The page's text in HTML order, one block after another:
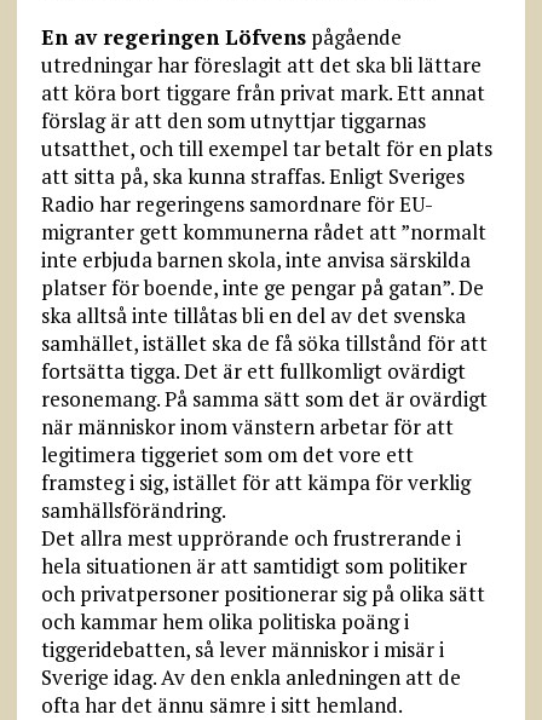
En av regeringen Löfvenspågående
utredningar har föreslagit att det ska bli lättare
att köra bort tiggare från privat mark. Ett annat
förslag är att den som utnyttjar tiggarnas
utsatthet, och till exempel tar betalt för en plats
att sitta på, ska kunna straffas. Enligt Sveriges
Radio har regeringens samordnare för EU-
migranter gett kommunerna rådet att ”normalt
inte erbjuda barnen skola, inte anvisa särskilda
platser för boende, inte ge pengar på gatan”. De
ska alltså inte tillåtas bli en del av det svenska
samhället, istället ska de få söka tillstånd för att
fortsätta tigga. Det är ett fullkomligt ovärdigt
resonemang. På samma sätt som det är ovärdigt
när människor inom vänstern arbetar för att
legitimera tiggeriet som om det vore ett
framsteg i sig, istället för att kämpa för verklig
samhällsförändring.
Det allra mest upprörande och frustrerande i
hela situationen är att samtidigt som politiker
och privatpersoner positionerar sig på olika sätt
och kammar hem olika politiska poäng i
tiggeridebatten, så lever människor i misär i
Sverige idag. Av den enkla anledningen att de
ofta har det ännu sämre i sitt hemland.